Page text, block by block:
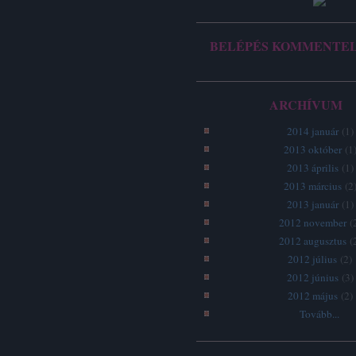
BELÉPÉS
ARCHÍVUM
2014 január ( 1 )
2013 október ( 1 )
2013 április ( 1 )
2013 március (2)
2013 január ( 1 )
2012 november (
2012 augusztus (
2012 július (2)
2012 június (3 )
2012 május (2)
Tovább...